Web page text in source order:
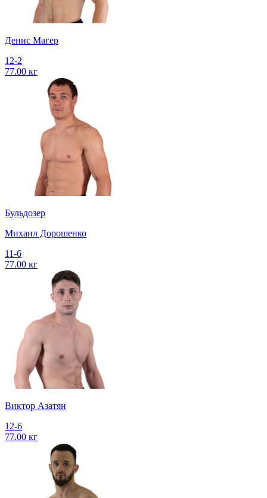
Денис Магер
12-2
77.00 кг
Бульдозер
Михаил Дорошенко
11-6
77.00 кг
Виктор Азатян
12-6
77.00 кг